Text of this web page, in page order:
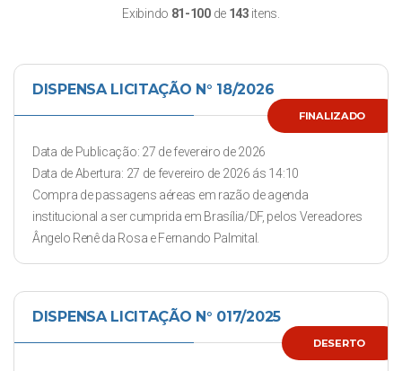
Exibindo 81-100de 143 itens.
FINALIZADO
DISPENSA LICITAÇÃO N° 18/2026
Data de Publicação: 27 de fevereiro de 2026
Data de Abertura: 27 de fevereiro de 2026 ás 14:10
Compra de passagens aéreas em razão de agenda
institucional a ser cumprida em Brasília/DF, pelos Vereadores
Ângelo Renê da Rosa e Fernando Palmital.
DESERTO
DISPENSA LICITAÇÃO N° 017/2025